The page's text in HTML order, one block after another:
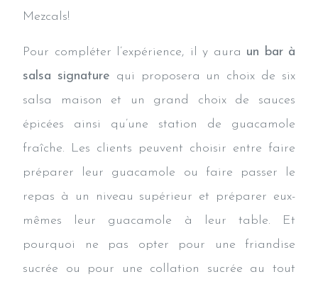
Mezcals!
Pour compléter l’expérience, il y aura un bar à
salsa signature qui proposera un choix de six
salsa maison et un grand choix de sauces
épicées ainsi qu’une station de guacamole
fraîche. Les clients peuvent choisir entre faire
préparer leur guacamole ou faire passer le
repas à un niveau supérieur et préparer eux-
mêmes leur guacamole à leur table. Et
pourquoi ne pas opter pour une friandise
sucrée ou pour une collation sucrée au tout